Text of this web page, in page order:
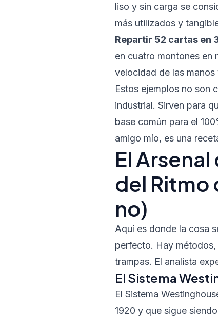
liso y sin carga se
más utilizados y
Repartir 52 cartas en
en cuatro montones en
velocidad de las manos
Estos ejemplos no son
industrial. Sirven para
base común para el
amigo mío, es una
El
del Ritmo
no)
Aquí es donde la cosa
perfecto. Hay
trampas. El analista
El Sistema
El Sistema
1920 y que sigue